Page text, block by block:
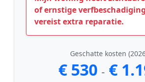
of ernstige
vereist extra reparatie.
Geschatte kosten
€ 530 - €